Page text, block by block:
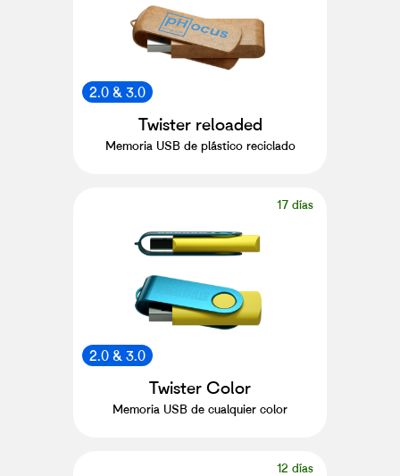
2.0 & 3.0
Twister reloaded
Memoria USB de plástico reciclado
17 días
2.0 & 3.0
Twister Color
Memoria USB de cualquier color
12 días